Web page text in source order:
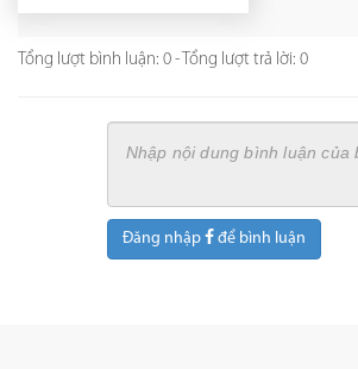
Tổng lượt bình luận: 0 - Tổng lượt trả lời: 0
Đăng nhập để bình luận